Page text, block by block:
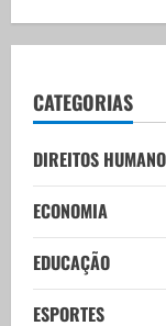
CATEGORIAS
DIREITOS
ECONOMIA
EDUCAÇÃO
ESPORTES